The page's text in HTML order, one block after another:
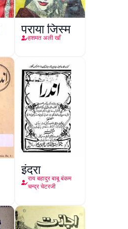
पराया जिस्म
हशमत अली खाँ
इंद्रा
राय बहादुर बाबू बंकम
चन्द्र चेटरजी